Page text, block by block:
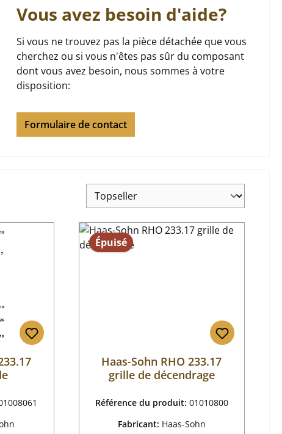
Vous avez besoin d'aide?
Si vous ne trouvez pas la pièce détachée que vous
cherchez ou si vous n'êtes pas sûr du composant
dont vous avez besoin, nous sommes à votre
disposition:
Formulaire de contact
Épuisé
Haas-Sohn RHO 233.17
grille de décendrage
Référence du produit: 01010800
Fabricant: Haas-Sohn